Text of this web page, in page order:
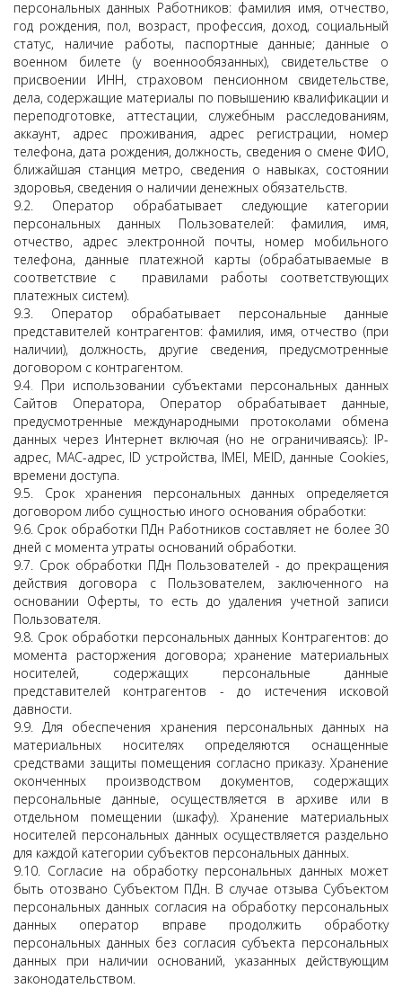
персональных данных Работников: фамилия имя, отчество,
год рождения, пол, возраст, профессия, доход, социальный
статус, наличие работы, паспортные данные; данные о
военном билете (у военнообязанных), свидетельстве о
присвоении ИНН, страховом пенсионном свидетельстве,
дела, содержащие материалы по повышению квалификации и
переподготовке, аттестации, служебным расследованиям,
аккаунт, адрес проживания, адрес регистрации, номер
телефона, дата рождения, должность, сведения о смене ФИО,
ближайшая станция метро, сведения о навыках, состоянии
здоровья, сведения о наличии денежных обязательств.
9.2. Оператор обрабатывает следующие категории
персональных данных Пользователей: фамилия, имя,
отчество, адрес электронной почты, номер мобильного
телефона, данные платежной карты (обрабатываемые в
соответствие с правилами работы соответствующих
платежных систем).
9.3. Оператор обрабатывает персональные данные
представителей контрагентов: фамилия, имя, отчество (при
наличии), должность, другие сведения, предусмотренные
договором с контрагентом.
9.4. При использовании субъектами персональных данных
Сайтов Оператора, Оператор обрабатывает данные,
предусмотренные международными протоколами обмена
данных через Интернет включая (но не ограничиваясь): IP-
адрес, MAC-адрес, ID устройства, IMEI, MEID, данные Cookies,
времени доступа.
9.5. Срок хранения персональных данных определяется
договором либо сущностью иного основания обработки:
9.6. Срок обработки ПДн Работников составляет не более 30
дней с момента утраты оснований обработки.
9.7. Срок обработки ПДн Пользователей - до прекращения
действия договора с Пользователем, заключенного на
основании Оферты, то есть до удаления учетной записи
Пользователя.
9.8. Срок обработки персональных данных Контрагентов: до
момента расторжения договора; хранение материальных
носителей, содержащих персональные данные
представителей контрагентов - до истечения исковой
давности.
9.9. Для обеспечения хранения персональных данных на
материальных носителях определяются оснащенные
средствами защиты помещения согласно приказу. Хранение
оконченных производством документов, содержащих
персональные данные, осуществляется в архиве или в
отдельном помещении (шкафу). Хранение материальных
носителей персональных данных осуществляется раздельно
для каждой категории субъектов персональных данных.
9.10. Согласие на обработку персональных данных может
быть отозвано Субъектом ПДн. В случае отзыва Субъектом
персональных данных согласия на обработку персональных
данных оператор вправе продолжить обработку
персональных данных без согласия субъекта персональных
данных при наличии оснований, указанных действующим
законодательством.